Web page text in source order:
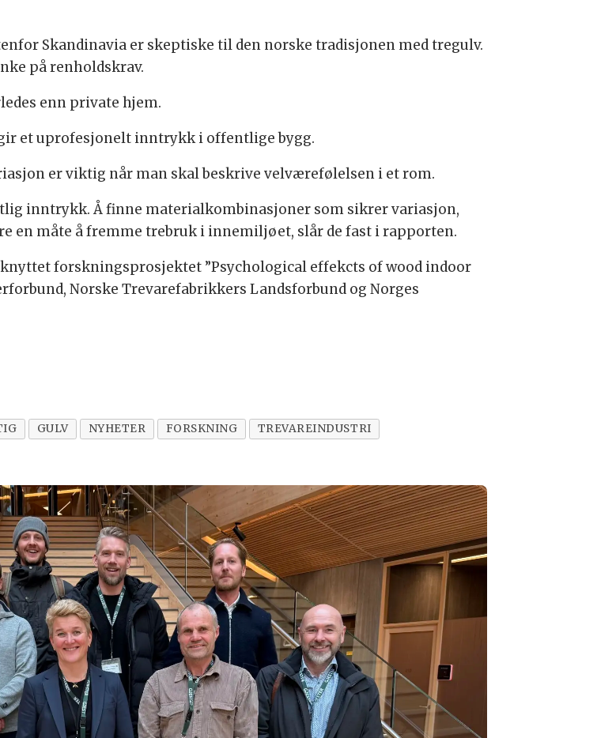
Skandinavia er skeptiske til den norske tradisjonen med tregulv.
på renholdskrav.
enn private hjem.
et uprofesjonelt inntrykk i offentlige bygg.
er viktig når man skal beskrive velværefølelsen i et rom.
inntrykk. Å finne materialkombinasjoner som sikrer variasjon,
en måte å fremme trebruk i innemiljøet, slår de fast i rapporten.
forskningsprosjektet ”Psychological effekcts of wood indoor
Norske Trevarefabrikkers Landsforbund og Norges
GULV NYHETER FORSKNING TREVAREINDUSTRI